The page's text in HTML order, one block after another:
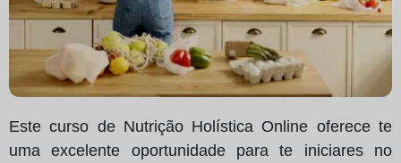
Este curso de Nutrição Holística Online oferece te
uma excelente oportunidade para te iniciares no